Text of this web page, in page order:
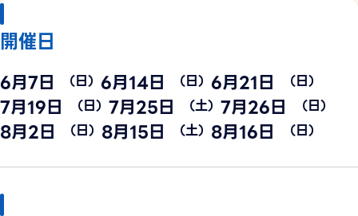
開催日
6月7日 （日） 6月14日 （日） 6月21日 （日）
7月19日 （日）7月25日 （土）7月26日 （日）
8月2日 （日） 8月15日 （土） 8月16日 （日）